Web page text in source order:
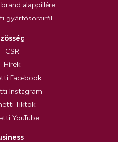
brand alappillére
gyártósorairól
CSR
Hírek
Facebook
Instagram
Tiktok
YouTube